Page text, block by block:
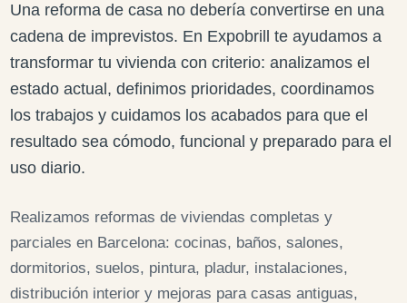
Una reforma de casa no debería convertirse en una
cadena de imprevistos. En Expobrill te ayudamos a
transformar tu vivienda con criterio: analizamos el
estado actual, definimos prioridades, coordinamos
los trabajos y cuidamos los acabados para que el
resultado sea cómodo, funcional y preparado para el
uso diario.
Realizamos reformas de viviendas completas y
parciales en Barcelona: cocinas, baños, salones,
dormitorios, suelos, pintura, pladur, instalaciones,
distribución interior y mejoras para casas antiguas,